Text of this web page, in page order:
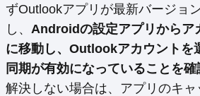
ずOutlookアプリが最新バージョ
し、 Androidの設定アプリからア
に移動し、Outlookアカウントを
同期が有効になっていることを確
解決しない場合は、アプリのキ